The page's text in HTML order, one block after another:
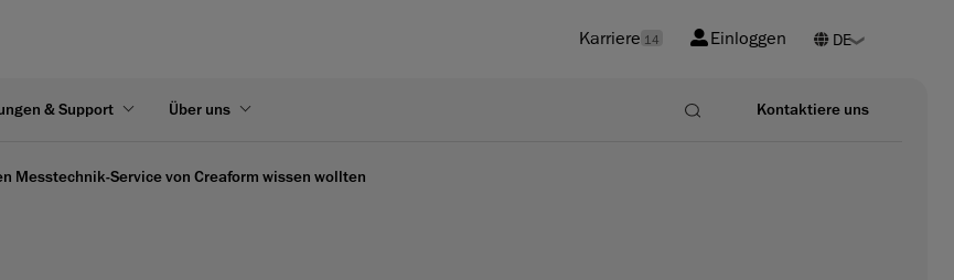
Karriere 14 Einloggen
& Support Über uns Kontaktiere uns
Messtechnik-Service von Creaform wissen wollten